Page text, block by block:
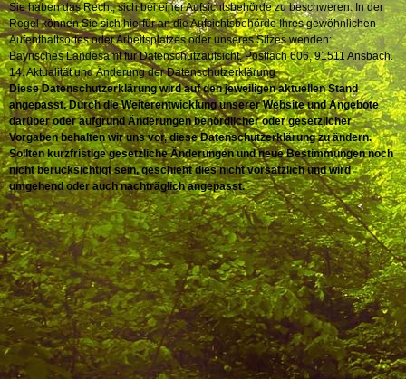
Sie haben das Recht, sich bei einer Aufsichtsbehörde zu beschweren. In der
Regel können Sie sich hierfür an die Aufsichtsbehörde Ihres gewöhnlichen
Aufenthaltsortes oder Arbeitsplatzes oder unseres Sitzes wenden:
Bayrisches Landesamt für Datenschutzaufsicht, Postfach 606, 91511 Ansbach.
14. Aktualität und Änderung der Datenschutzerklärung
Diese Datenschutzerklärung wird auf den jeweiligen aktuellen Stand
angepasst. Durch die Weiterentwicklung unserer Website und Angebote
darüber oder aufgrund Änderungen behördlicher oder gesetzlicher
Vorgaben behalten wir uns vor, diese Datenschutzerklärung zu ändern.
Sollten kurzfristige gesetzliche Änderungen und neue Bestimmungen noch
nicht berücksichtigt sein, geschieht dies nicht vorsätzlich und wird
umgehend oder auch nachträglich angepasst.